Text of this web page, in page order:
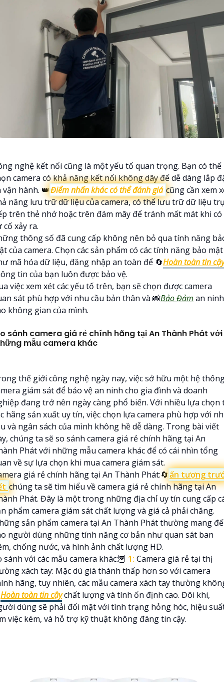
nghệ kết nối cũng là một yếu tố quan trọng. Bạn có thể
camera có khả năng kết nối không dây để dễ dàng lắp
vận hành. 👑Điểm nhấn khác có thể đánh giá cũng cần xem
năng lưu trữ dữ liệu của camera, có thể lưu trữ dữ liệu
trên thẻ nhớ hoặc trên đám mây để tránh mất mát khi có
cố xảy ra.
thông số đã cung cấp không nên bỏ qua tính năng
của camera. Chọn các sản phẩm có các tính năng bảo mật
mã hóa dữ liệu, đăng nhập an toàn để 🔄Hoàn toàn tin cậy
tin của bạn luôn được bảo vệ.
việc xem xét các yếu tố trên, bạn sẽ chọn được camera
sát phù hợp với nhu cầu bản thân và 📸Bảo Đảm an ninh
không gian của mình.
sánh camera giá rẻ chính hãng tại An Thành Phát với
mẫu camera khác
thế giới công nghệ ngày nay, việc sở hữu một hệ
giám sát để bảo vệ an ninh cho gia đình và doanh
đang trở nên ngày càng phổ biến. Với nhiều lựa chọn
hãng sản xuất uy tín, việc chọn lựa camera phù hợp với
và ngân sách của mình không hề dễ dàng. Trong bài viết
chúng ta sẽ so sánh camera giá rẻ chính hãng tại An
Phát với những mẫu camera khác để có cái nhìn tổng
về sự lựa chọn khi mua camera giám sát.
giá rẻ chính hãng tại An Thành Phát:🔄ấn tượng
chúng ta sẽ tìm hiểu về camera giá rẻ chính hãng tại An
Phát. Đây là một trong những địa chỉ uy tín cung cấp
phẩm camera giám sát chất lượng và giá cả phải chăng.
sản phẩm camera tại An Thành Phát thường mang
người dùng những tính năng cơ bản như quan sát ban
chống nước, và hình ảnh chất lượng HD.
sánh với các mẫu camera khác:🦉 1: Camera giá rẻ tại thị
xách tay: Mặc dù giá thành thấp hơn so với camera
hãng, tuy nhiên, các mẫu camera xách tay thường
Hoàn toàn tin cậychất lượng và tính ổn định cao. Đôi khi,
dùng sẽ phải đối mặt với tình trạng hỏng hóc, hiệu
việc kém, và hỗ trợ kỹ thuật không đáng tin cậy.